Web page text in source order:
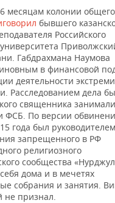
месяцам колонии общего
бывшего
Российского
Габдрахмана Наумова
в финансовой
деятельности
Расследованием дела
священника
ФСБ. По версии
года был руководителем
запрещенного в РФ
религиозного
сообщества
дома и в мечетях
собрания и занятия.
не признал.